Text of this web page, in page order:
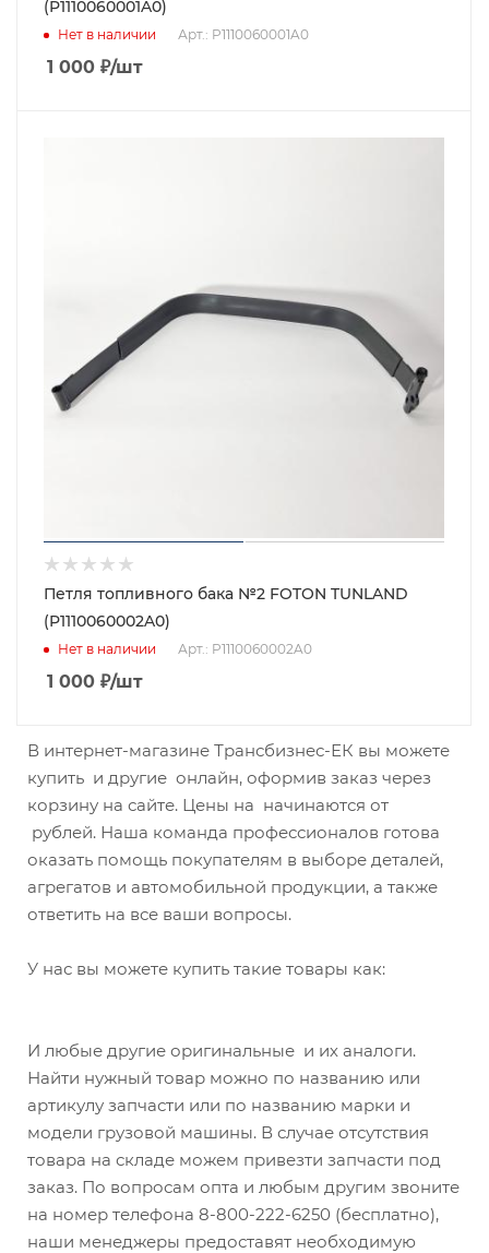
(P1110060001A0)
Нет в наличии Арт.: P1110060001A0
1 000 ₽/шт
Петля топливного бака №2 FOTON TUNLAND
(P1110060002A0)
Нет в наличии Арт.: P1110060002A0
1 000 ₽/шт
В интернет-магазине Трансбизнес-ЕК вы можете
купить и другие онлайн, оформив заказ через
корзину на сайте. Цены на начинаются от
рублей. Наша команда профессионалов готова
оказать помощь покупателям в выборе деталей,
агрегатов и автомобильной продукции, а также
ответить на все ваши вопросы.
У нас вы можете купить такие товары как:
И любые другие оригинальные и их аналоги.
Найти нужный товар можно по названию или
артикулу запчасти или по названию марки и
модели грузовой машины. В случае отсутствия
товара на складе можем привезти запчасти под
заказ. По вопросам опта и любым другим звоните
на номер телефона 8-800-222-6250 (бесплатно),
наши менеджеры предоставят необходимую